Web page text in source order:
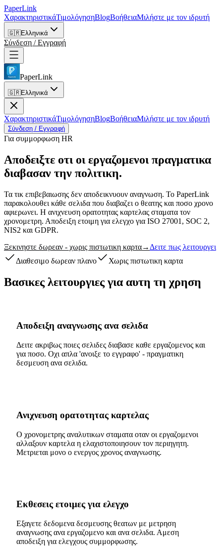
PaperLink
ΧαρακτηριστικάΤιμολόγησηBlogΒοήθειαΜιλήστε με τον ιδρυτή
🇬🇷Ελληνικά
Σύνδεση / Εγγραφή
PaperLink
🇬🇷Ελληνικά
ΧαρακτηριστικάΤιμολόγησηBlogΒοήθειαΜιλήστε με τον ιδρυτή
Σύνδεση / Εγγραφή
Για συμμορφωση HR
Αποδειξτε οτι οι εργαζομενοι πραγματικα
διαβασαν την πολιτικη.
Τα τικ επιβεβαιωσης δεν αποδεικνυουν αναγνωση. Το PaperLink
παρακολουθει κάθε σελιδα που διαβαζει ο θεατης και ποσο χρονο
αφιερωνει. Η ανιχνευση ορατοτητας καρτελας σταματα τον
χρονομετρη. Αποδειξη ετοιμη για ελεγχο για ISO 27001, SOC 2,
NIS2 και GDPR.
Ξεκινηστε δωρεαν - χωρις πιστωτικη καρτα→ Δειτε πως λειτουργει
Διαθεσιμο δωρεαν πλανο
Χωρις πιστωτικη καρτα
Βασικες λειτουργιες για αυτη τη χρηση
Αποδειξη αναγνωσης ανα σελιδα
Δειτε ακριβως ποιες σελιδες διαβασε καθε εργαζομενος και
για ποσο. Οχι απλα 'ανοιξε το εγγραφο' - πραγματικη
δεσμευση ανα σελιδα.
Ανιχνευση ορατοτητας καρτελας
Ο χρονομετρης αναλυτικων σταματα οταν οι εργαζομενοι
αλλαξουν καρτελα η ελαχιστοποιησουν τον περιηγητη.
Μετριεται μονο ο ενεργος χρονος αναγνωσης.
Εκθεσεις ετοιμες για ελεγχο
Εξαγετε δεδομενα δεσμευσης θεατων με μετρηση
αναγνωσης ανα εργαζομενο και ανα σελιδα. Αμεση
αποδειξη για ελεγχους συμμορφωσης.